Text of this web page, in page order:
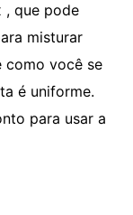
, que pode
misturar
como você se
é uniforme.
para usar a